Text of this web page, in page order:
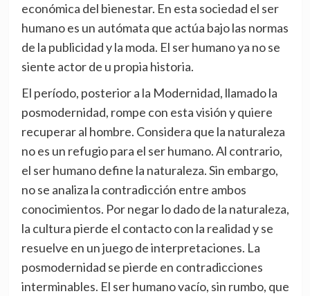
económica del bienestar. En esta sociedad el ser
humano es un autómata que actúa bajo las normas
de la publicidad y la moda. El ser humano ya no se
siente actor de u propia historia.
El período, posterior a la Modernidad, llamado la
posmodernidad, rompe con esta visión y quiere
recuperar al hombre. Considera que la naturaleza
no es un refugio para el ser humano. Al contrario,
el ser humano define la naturaleza. Sin embargo,
no se analiza la contradicción entre ambos
conocimientos. Por negar lo dado de la naturaleza,
la cultura pierde el contacto con la realidad y se
resuelve en un juego de interpretaciones. La
posmodernidad se pierde en contradicciones
interminables. El ser humano vacío, sin rumbo, que